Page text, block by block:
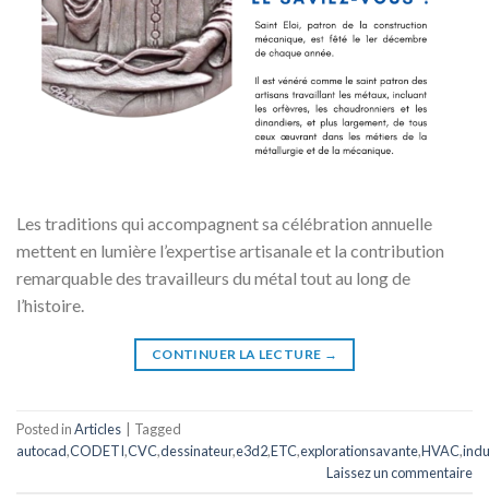
Les traditions qui accompagnent sa célébration annuelle
mettent en lumière l’expertise artisanale et la contribution
remarquable des travailleurs du métal tout au long de
l’histoire.
CONTINUER LA LECTURE →
Posted inArticles
Tagged
autocad,CODETI,CVC,dessinateur,e3d2,ETC,explorationsavante,HVAC,
Laissez un commentaire